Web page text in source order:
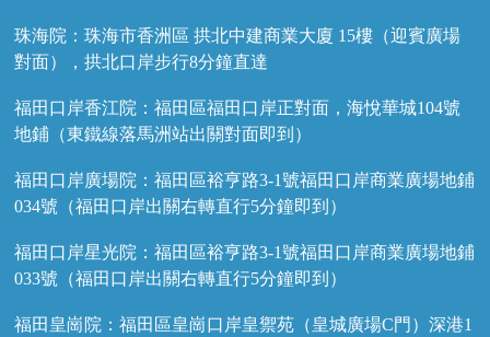
珠海院：珠海市香洲區 拱北中建商業大廈 15樓（迎賓廣場
對面），拱北口岸步行8分鐘直達
福田口岸香江院：福田區福田口岸正對面，海悅華城104號
地鋪（東鐵線落馬洲站出關對面即到）
福田口岸廣場院：福田區裕亨路3-1號福田口岸商業廣場地鋪
034號（福田口岸出關右轉直行5分鐘即到）
福田口岸星光院：福田區裕亨路3-1號福田口岸商業廣場地鋪
033號（福田口岸出關右轉直行5分鐘即到）
福田皇崗院：福田區皇崗口岸皇禦苑（皇城廣場C門）深港1